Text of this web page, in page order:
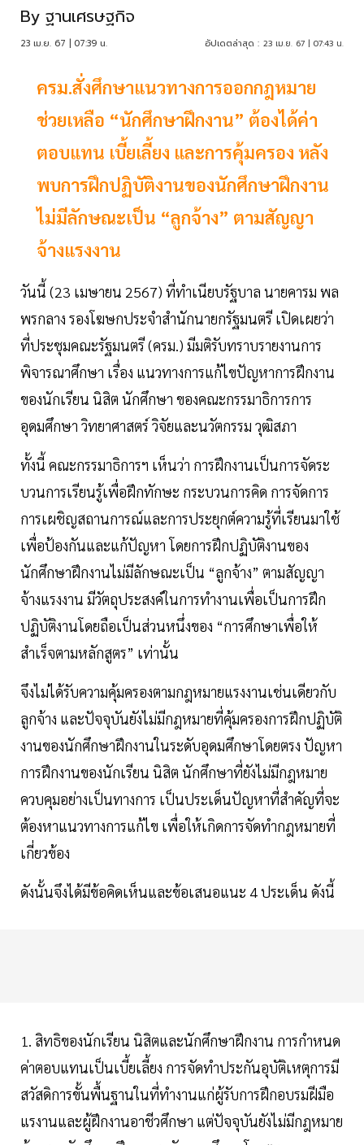
By ฐานเศรษฐกิจ
23 เม.ย. 67 | 07:39 น. อัปเดตล่าสุด : 23 เม.ย. 67 | 07:43 น.
ครม.สั่งศึกษาแนวทางการออกกฎหมาย
ช่วยเหลือ “นักศึกษาฝึกงาน” ต้องได้ค่า
ตอบแทน เบี้ยเลี้ยง และการคุ้มครอง หลัง
พบการฝึกปฏิบัติงานของนักศึกษาฝึกงาน
ไม่มีลักษณะเป็น “ลูกจ้าง” ตามสัญญา
จ้างแรงงาน
วันนี้ (23 เมษายน 2567) ที่ทำเนียบรัฐบาล นายคารม พล
พรกลาง รองโฆษกประจำสำนักนายกรัฐมนตรี เปิดเผยว่า
ที่ประชุมคณะรัฐมนตรี (ครม.) มีมติรับทราบรายงานการ
พิจารณาศึกษา เรื่อง แนวทางการแก้ไขปัญหาการฝึกงาน
ของนักเรียน นิสิต นักศึกษา ของคณะกรรมาธิการการ
อุดมศึกษา วิทยาศาสตร์ วิจัยและนวัตกรรม วุฒิสภา
ทั้งนี้ คณะกรรมาธิการฯ เห็นว่า การฝึกงานเป็นการจัดระ
บวนการเรียนรู้เพื่อฝึกทักษะ กระบวนการคิด การจัดการ
การเผชิญสถานการณ์และการประยุกต์ความรู้ที่เรียนมาใช้
เพื่อป้องกันและแก้ปัญหา โดยการฝึกปฏิบัติงานของ
นักศึกษาฝึกงานไม่มีลักษณะเป็น “ลูกจ้าง” ตามสัญญา
จ้างแรงงาน มีวัตถุประสงค์ในการทำงานเพื่อเป็นการฝึก
ปฏิบัติงานโดยถือเป็นส่วนหนึ่งของ “การศึกษาเพื่อให้
สำเร็จตามหลักสูตร” เท่านั้น
จึงไม่ได้รับความคุ้มครองตามกฎหมายแรงงานเช่นเดียวกับ
ลูกจ้าง และปัจจุบันยังไม่มีกฎหมายที่คุ้มครองการฝึกปฏิบัติ
งานของนักศึกษาฝึกงานในระดับอุดมศึกษาโดยตรง ปัญหา
การฝึกงานของนักเรียน นิสิต นักศึกษาที่ยังไม่มีกฎหมาย
ควบคุมอย่างเป็นทางการ เป็นประเด็นปัญหาที่สำคัญที่จะ
ต้องหาแนวทางการแก้ไข เพื่อให้เกิดการจัดทำกฎหมายที่
เกี่ยวข้อง
ดังนั้นจึงได้มีข้อคิดเห็นและข้อเสนอแนะ 4 ประเด็น ดังนี้
1. สิทธิของนักเรียน นิสิตและนักศึกษาฝึกงาน การกำหนด
ค่าตอบแทนเป็นเบี้ยเลี้ยง การจัดทำประกันอุบัติเหตุการมี
สวัสดิการขั้นพื้นฐานในที่ทำงานแก่ผู้รับการฝึกอบรมฝีมือ
แรงานและผู้ฝึกงานอาชีวศึกษา แต่ปัจจุบันยังไม่มีกฎหมาย